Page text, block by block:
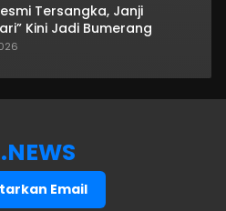
Tersangka, Janji
Kini Jadi Bumerang
.NEWS
Email